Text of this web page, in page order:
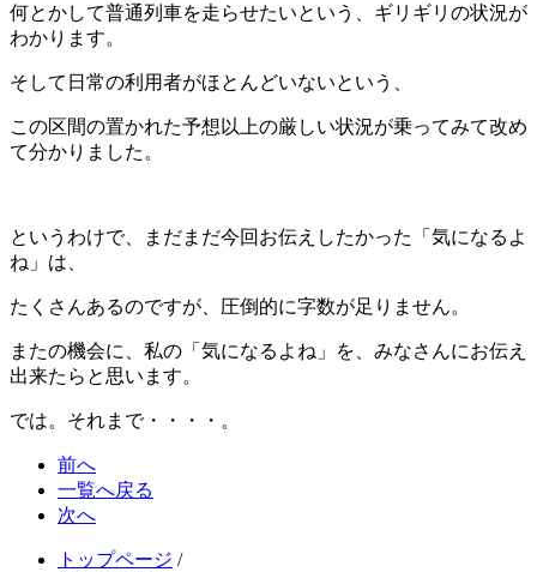
何とかして普通列車を走らせたいという、ギリギリの状況が
わかります。
そして日常の利用者がほとんどいないという、
この区間の置かれた予想以上の厳しい状況が乗ってみて改め
て分かりました。
というわけで、まだまだ今回お伝えしたかった「気になるよ
ね」は、
たくさんあるのですが、圧倒的に字数が足りません。
またの機会に、私の「気になるよね」を、みなさんにお伝え
出来たらと思います。
では。それまで・・・・。
前へ
一覧へ戻る
次へ
トップページ /